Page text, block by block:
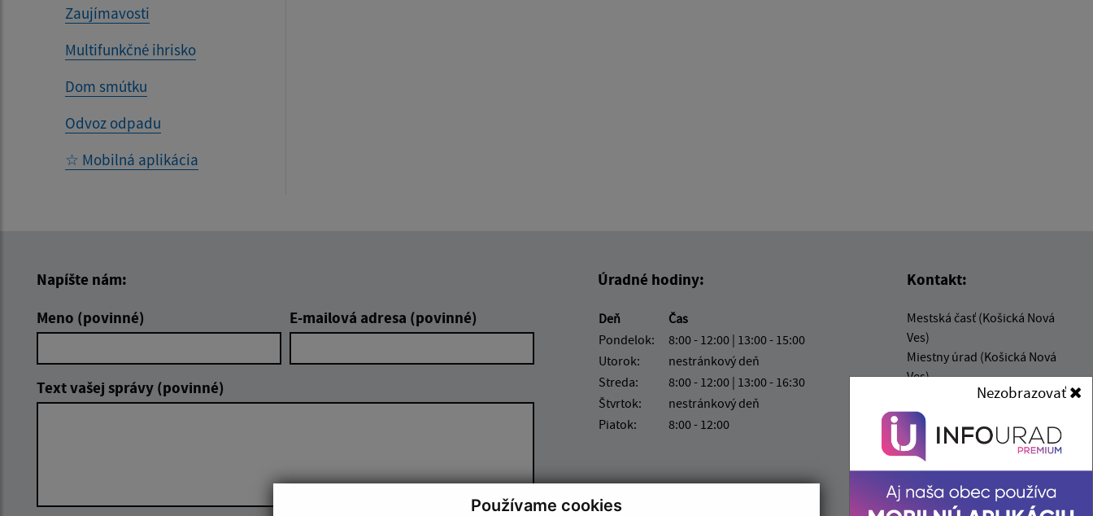
Používame cookies
Zaujímavosti
Multifunkčné ihrisko
Dom smútku
Odvoz odpadu
☆ Mobilná aplikácia
Napíšte nám:
Meno (povinné)
E-mailová adresa (povinné)
Text vašej správy (povinné)
Úradné hodiny:
Deň
Čas
Pondelok:
8:00 - 12:00 | 13:00 - 15:00
Utorok:
nestránkový deň
Streda:
8:00 - 12:00 | 13:00 - 16:30
Štvrtok:
nestránkový deň
Piatok:
8:00 - 12:00
Kontakt:
Mestská časť (Košická Nová
Ves)
Miestny úrad (Košická Nová
Ves)
040 14 Košice
info@kosickanovaves.sk
+421 55 333 73 10
IČO: 00 690 996
Nezobrazovať